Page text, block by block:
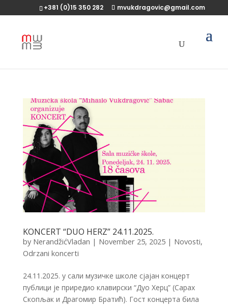
+381 (0)15 350 282 mvukdragovic@gmail.com
KONCERT “DUO HERZ” 24.11.2025.
by NerandžićVladan | November 25, 2025| Novosti,
Odrzani koncerti
24.11.2025. у сали музичке школе сјајан концерт
публици је приредио клавирски “Дуо Херц” (Сарах
Скопљак и Драгомир Братић). Гост концерта била